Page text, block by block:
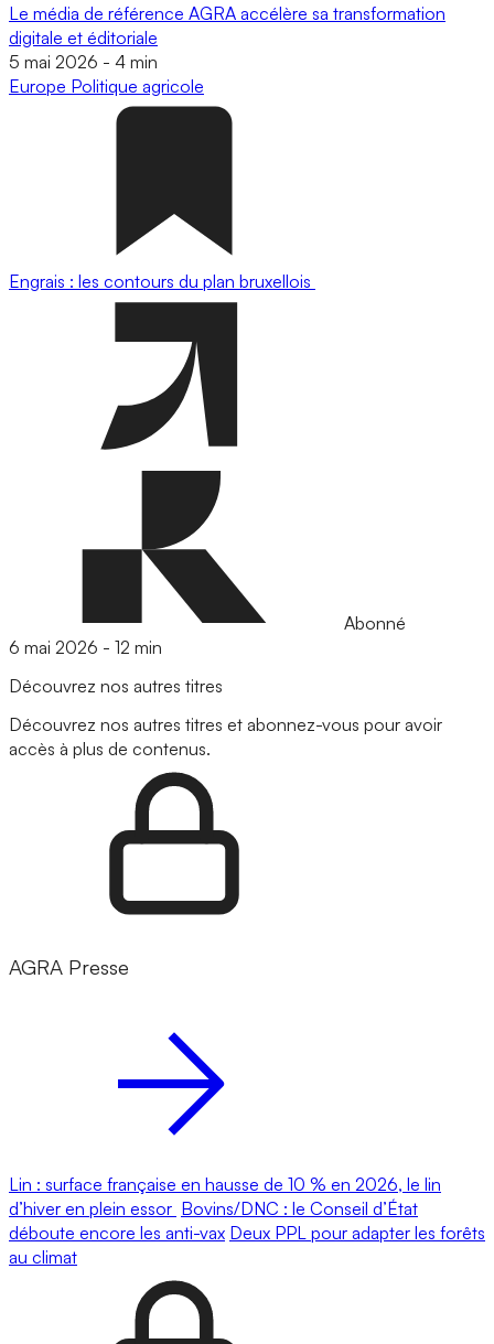
Le média de référence AGRA accélère sa transformation
digitale et éditoriale
5 mai 2026 - 4 min
Europe Politique agricole
Engrais : les contours du plan bruxellois
Abonné
6 mai 2026 - 12 min
Découvrez nos autres titres
Découvrez nos autres titres et abonnez-vous pour avoir
accès à plus de contenus.
AGRA Presse
Lin : surface française en hausse de 10 % en 2026, le lin
d’hiver en plein essor Bovins/DNC : le Conseil d’État
déboute encore les anti-vax Deux PPL pour adapter les forêts
au climat